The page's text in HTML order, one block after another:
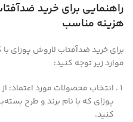
راهنمایی برای خرید
هزینه مناسب
برای خرید ضدآفتاب لاروش پوزای
موارد زیر توجه کنید:
انتخاب محصولات مورد اعتماد:
پوزای که با نام برند و طرح
کنید.